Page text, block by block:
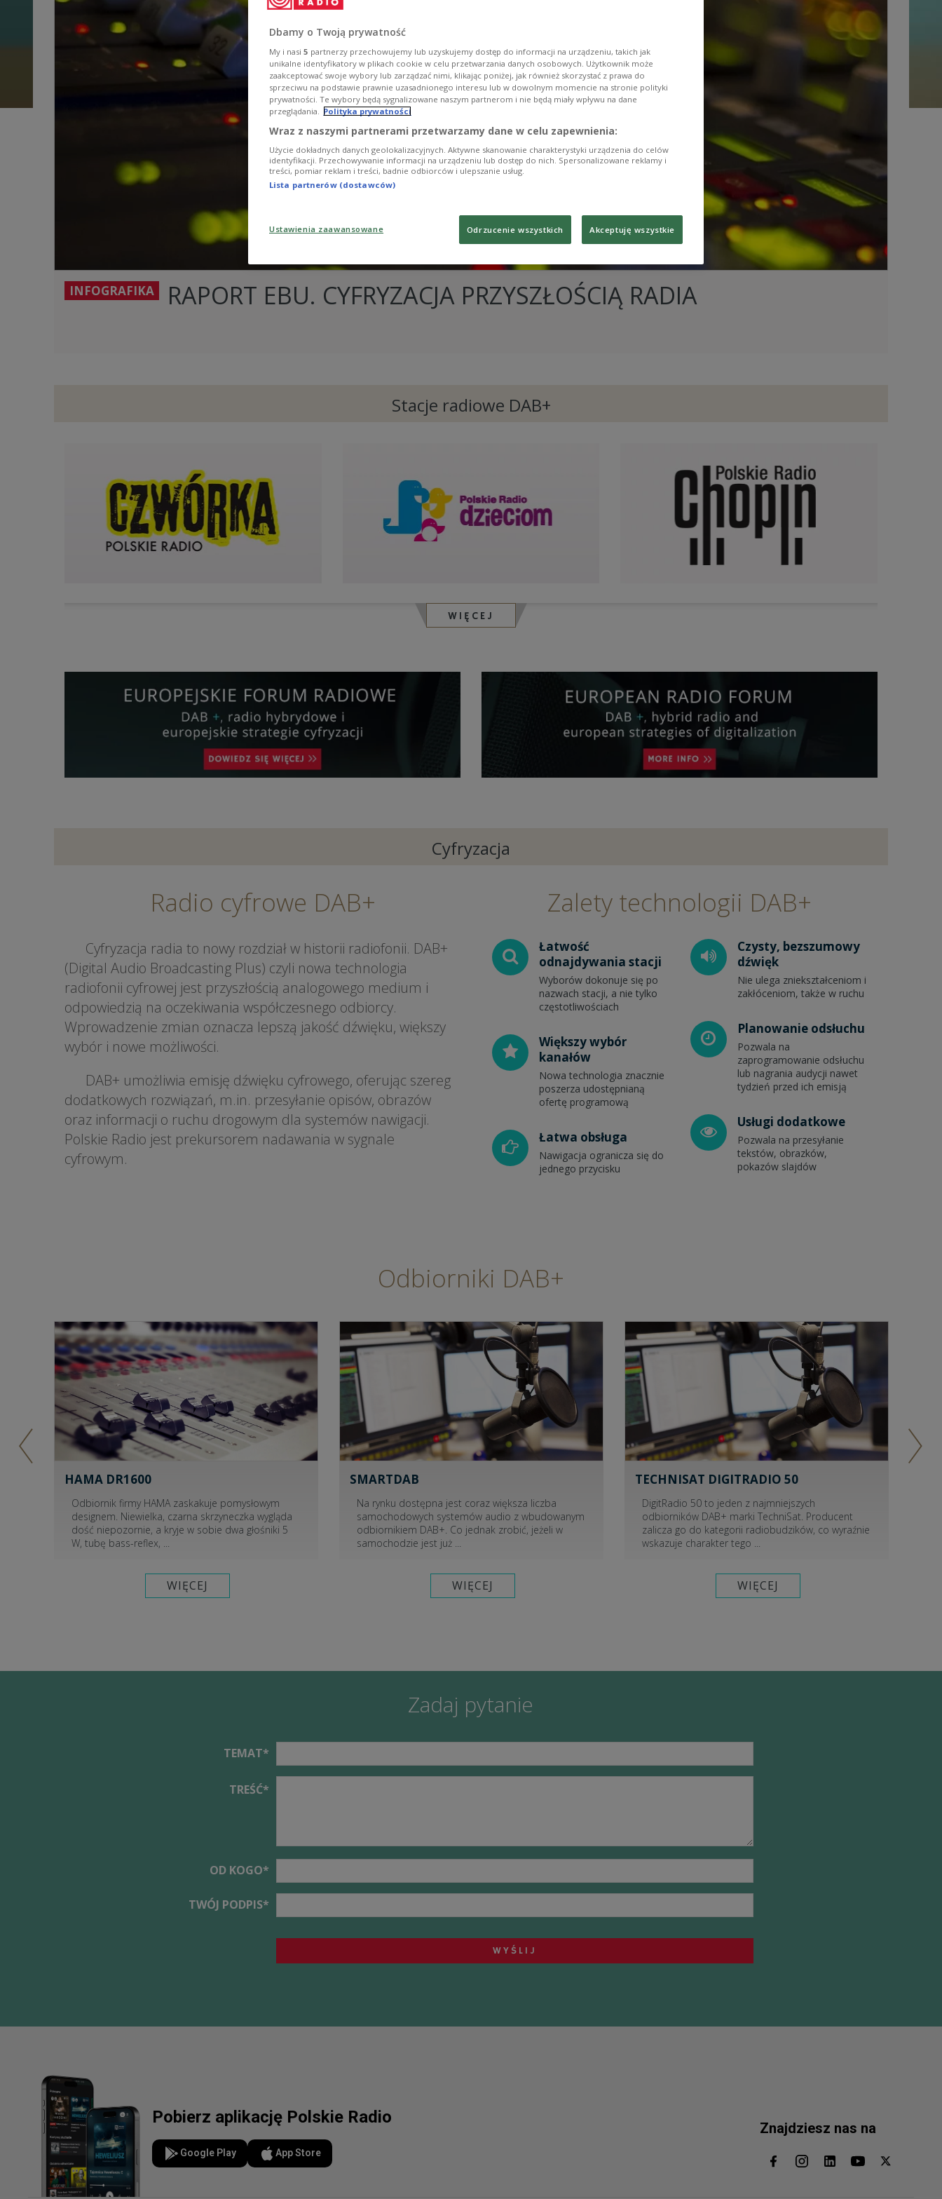
INFOGRAFIKA RAPORT EBU. CYFRYZACJA PRZYSZŁOŚCIĄ RADIA
Stacje radiowe DAB+
WIĘCEJ
Cyfryzacja
Radio cyfrowe DAB+
Cyfryzacja radia to nowy rozdział w historii radiofonii. DAB+
(Digital Audio Broadcasting Plus) czyli nowa technologia
radiofonii cyfrowej jest przyszłością analogowego medium i
odpowiedzią na oczekiwania współczesnego odbiorcy.
Wprowadzenie zmian oznacza lepszą jakość dźwięku, większy
wybór i nowe możliwości.
DAB+ umożliwia emisję dźwięku cyfrowego, oferując szereg
dodatkowych rozwiązań, m.in. przesyłanie opisów, obrazów
oraz informacji o ruchu drogowym dla systemów nawigacji.
Polskie Radio jest prekursorem nadawania w sygnale
cyfrowym.
Zalety technologii DAB+
Łatwość
odnajdywania stacji
Wyborów dokonuje się po
nazwach stacji, a nie tylko
częstotliwościach
Większy wybór
kanałów
Nowa technologia znacznie
poszerza udostępnianą
ofertę programową
Łatwa obsługa
Nawigacja ogranicza się do
jednego przycisku
Czysty, bezszumowy
dźwięk
Nie ulega zniekształceniom i
zakłóceniom, także w ruchu
Planowanie odsłuchu
Pozwala na
zaprogramowanie odsłuchu
lub nagrania audycji nawet
tydzień przed ich emisją
Usługi dodatkowe
Pozwala na przesyłanie
tekstów, obrazków,
pokazów slajdów
Odbiorniki DAB+
HAMA DR1600
Odbiornik firmy HAMA zaskakuje pomysłowym
designem. Niewielka, czarna skrzyneczka wygląda
dość niepozornie, a kryje w sobie dwa głośniki 5
W, tubę bass-reflex,
SMARTDAB
Na rynku dostępna jest coraz większa liczba
samochodowych systemów audio z wbudowanym
odbiornikiem DAB+. Co jednak zrobić, jeżeli w
samochodzie jest już
TECHNISAT DIGITRADIO 50
DigitRadio 50 to jeden z najmniejszych
odbiorników DAB+ marki TechniSat. Producent
zalicza go do kategorii radiobudzików, co wyraźnie
wskazuje charakter tego
Zadaj pytanie
TEMAT
TREŚĆ
OD KOGO
TWÓJ PODPIS
Pobierz aplikację Polskie Radio
Google Play App Store
Znajdziesz nas na
Dbamy o Twoją prywatność
My i nasi 5 partnerzy przechowujemy lub uzyskujemy dostęp do informacji na urządzeniu, takich jak
unikalne identyfikatory w plikach cookie w celu przetwarzania danych osobowych. Użytkownik może
zaakceptować swoje wybory lub zarządzać nimi, klikając poniżej, jak również skorzystać z prawa do
sprzeciwu na podstawie prawnie uzasadnionego interesu lub w dowolnym momencie na stronie polityki
prywatności. Te wybory będą sygnalizowane naszym partnerom i nie będą miały wpływu na dane
przeglądania.
Polityka prywatności
Wraz z naszymi partnerami przetwarzamy dane w celu zapewnienia:
Użycie dokładnych danych geolokalizacyjnych. Aktywne skanowanie charakterystyki urządzenia do celów
identyfikacji. Przechowywanie informacji na urządzeniu lub dostęp do nich. Spersonalizowane reklamy i
treści, pomiar reklam i treści, badnie odbiorców i ulepszanie usług.
Lista partnerów (dostawców)
Ustawienia zaawansowane Odrzucenie wszystkich Akceptuję wszystkie